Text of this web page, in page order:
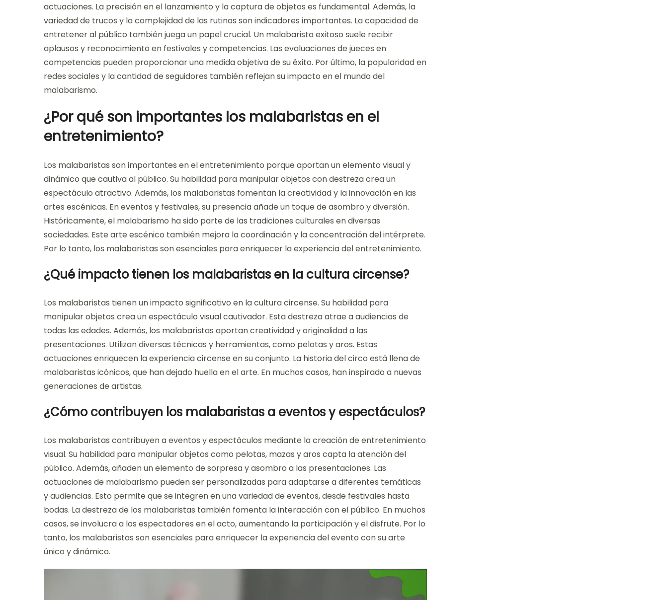
actuaciones. La precisión en el lanzamiento y la captura de objetos es fundamental. Además, la
variedad de trucos y la complejidad de las rutinas son indicadores importantes. La capacidad de
entretener al público también juega un papel crucial. Un malabarista exitoso suele recibir
aplausos y reconocimiento en festivales y competencias. Las evaluaciones de jueces en
competencias pueden proporcionar una medida objetiva de su éxito. Por último, la popularidad en
redes sociales y la cantidad de seguidores también reflejan su impacto en el mundo del
malabarismo.
¿Por qué son importantes los malabaristas en el
entretenimiento?
Los malabaristas son importantes en el entretenimiento porque aportan un elemento visual y
dinámico que cautiva al público. Su habilidad para manipular objetos con destreza crea un
espectáculo atractivo. Además, los malabaristas fomentan la creatividad y la innovación en las
artes escénicas. En eventos y festivales, su presencia añade un toque de asombro y diversión.
Históricamente, el malabarismo ha sido parte de las tradiciones culturales en diversas
sociedades. Este arte escénico también mejora la coordinación y la concentración del intérprete.
Por lo tanto, los malabaristas son esenciales para enriquecer la experiencia del entretenimiento.
¿Qué impacto tienen los malabaristas en la cultura circense?
Los malabaristas tienen un impacto significativo en la cultura circense. Su habilidad para
manipular objetos crea un espectáculo visual cautivador. Esta destreza atrae a audiencias de
todas las edades. Además, los malabaristas aportan creatividad y originalidad a las
presentaciones. Utilizan diversas técnicas y herramientas, como pelotas y aros. Estas
actuaciones enriquecen la experiencia circense en su conjunto. La historia del circo está llena de
malabaristas icónicos, que han dejado huella en el arte. En muchos casos, han inspirado a nuevas
generaciones de artistas.
¿Cómo contribuyen los malabaristas a eventos y espectáculos?
Los malabaristas contribuyen a eventos y espectáculos mediante la creación de entretenimiento
visual. Su habilidad para manipular objetos como pelotas, mazas y aros capta la atención del
público. Además, añaden un elemento de sorpresa y asombro a las presentaciones. Las
actuaciones de malabarismo pueden ser personalizadas para adaptarse a diferentes temáticas
y audiencias. Esto permite que se integren en una variedad de eventos, desde festivales hasta
bodas. La destreza de los malabaristas también fomenta la interacción con el público. En muchos
casos, se involucra a los espectadores en el acto, aumentando la participación y el disfrute. Por lo
tanto, los malabaristas son esenciales para enriquecer la experiencia del evento con su arte
único y dinámico.